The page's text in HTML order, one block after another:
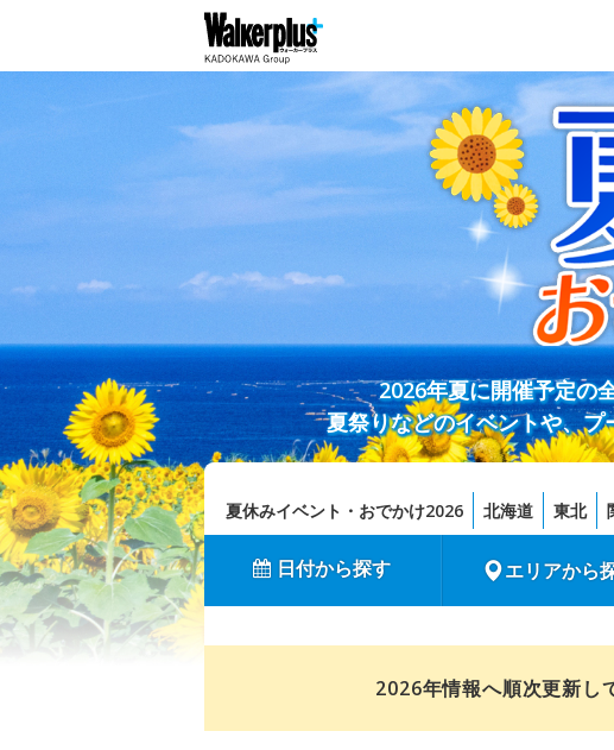
2026年夏に開催予定の
夏祭りなどのイベントや、
夏休みイベント・おでかけ2026 北海道 東北
日付から探す エリアから
2026年情報へ順次更新し